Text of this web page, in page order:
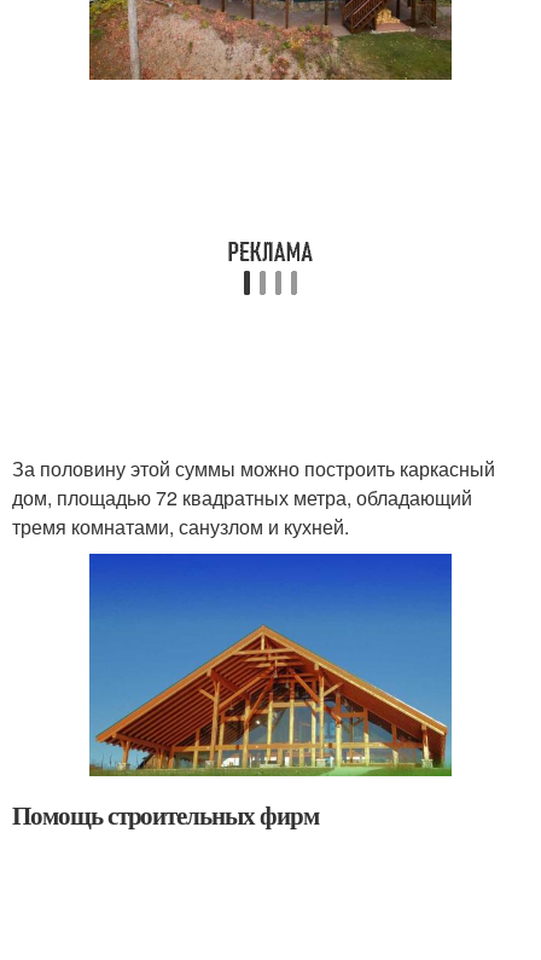
За половину этой суммы можно построить каркасный
дом, площадью 72 квадратных метра, обладающий
тремя комнатами, санузлом и кухней.
Помощь строительных фирм